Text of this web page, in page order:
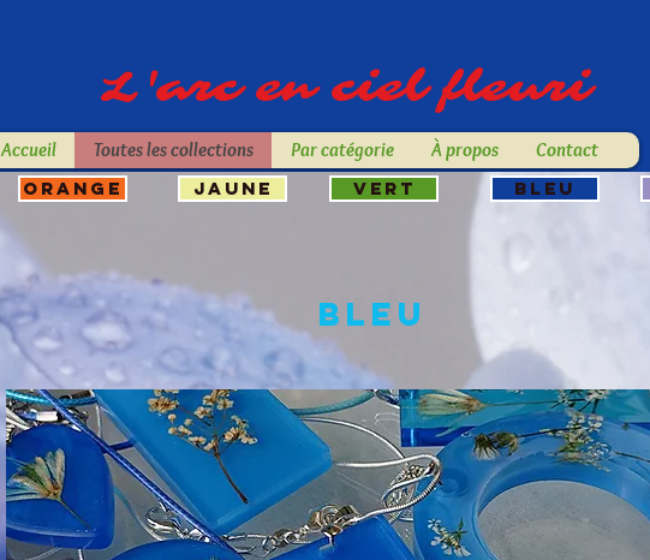
L'arc en ciel fleuri
Accueil Toutes les collections Par catégorie À propos
Contact
ORANGE JAUNE VERT BLEU
bleu